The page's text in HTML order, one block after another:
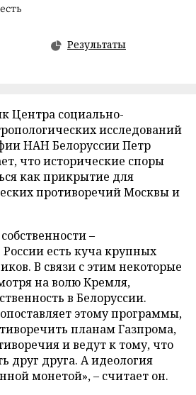
Результаты
Центра социально-
исследований
НАН Белоруссии Петр
что исторические споры
как прикрытие для
противоречий Москвы и
–
России есть куча крупных
В связи с этим некоторые
на волю Кремля,
в Белоруссии.
этому программы,
планам Газпрома,
и ведут к тому, что
друг друга. А идеология
монетой», – считает он.